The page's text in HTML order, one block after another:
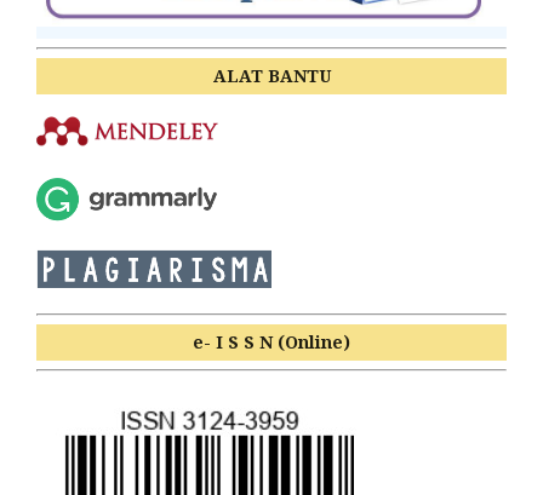
ALAT BANTU
e- I S S N (Online)